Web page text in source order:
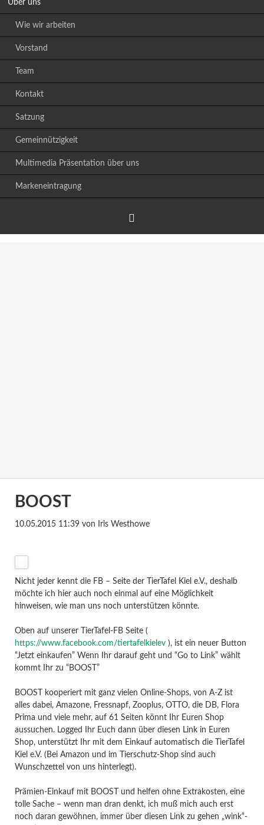
Über uns
Wie wir arbeiten
Vorstand
Team
Kontakt
Satzung
Gemeinnützigkeit
Multimedia Präsentation über uns
Markeneintragung
BOOST
10.05.2015 11:39von Iris Westhowe
Nicht jeder kennt die FB – Seite der TierTafel Kiel e.V., deshalb
möchte ich hier auch noch einmal auf eine Möglichkeit
hinweisen, wie man uns noch unterstützen könnte.
Oben auf unserer TierTafel-FB Seite (
https://www.facebook.com/tiertafelkielev), ist ein neuer Button
“Jetzt einkaufen” Wenn Ihr darauf geht und “Go to Link” wählt
kommt Ihr zu “BOOST”
BOOST kooperiert mit ganz vielen Online-Shops, von A-Z ist
alles dabei, Amazone, Fressnapf, Zooplus, OTTO, die DB, Flora
Prima und viele mehr, auf 61 Seiten könnt Ihr Euren Shop
aussuchen. Logged Ihr Euch dann über diesen Link in Euren
Shop, unterstützt Ihr mit dem Einkauf automatisch die TierTafel
Kiel e.V. (Bei Amazon und im Tierschutz-Shop sind auch
Wunschzettel von uns hinterlegt).
Prämien-Einkauf mit BOOST und helfen ohne Extrakosten, eine
tolle Sache – wenn man dran denkt, ich muß mich auch erst
noch daran gewöhnen, immer über diesen Link zu gehen „wink“-